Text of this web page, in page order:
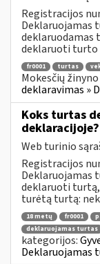
Registracijos
Deklaruojamas
deklaruodamas
deklaruoti turto
fr0001 turtas
Mokesčių
deklaravimas »
Koks turtas
deklaracijoje?
Web turinio
Registracijos
Deklaruojamas
deklaruoti
turėtą turtą:
18 metų fr0001
deklaruojamas turtas
kategorijos:
Deklaruojamas